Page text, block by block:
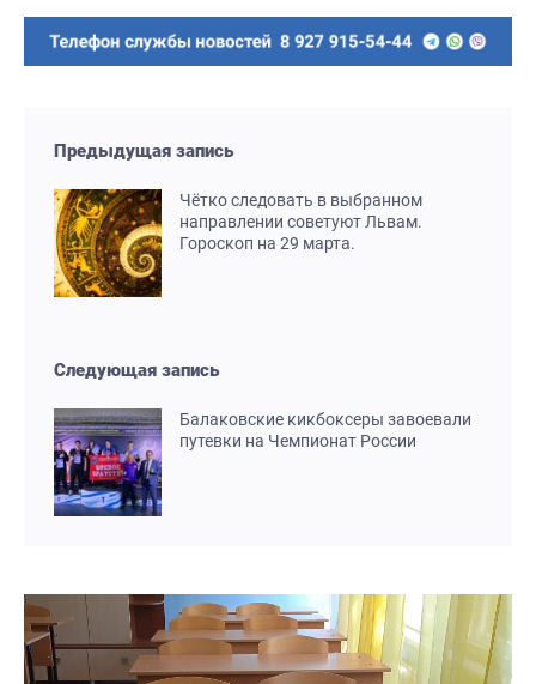
Предыдущая запись
Чётко следовать в выбранном
направлении советуют Львам.
Гороскоп на 29 марта.
Следующая запись
Балаковские кикбоксеры завоевали
путевки на Чемпионат России